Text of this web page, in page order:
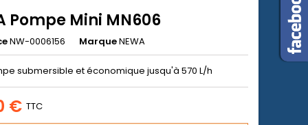
Pompe Mini MN606
NW-0006156 MarqueNEWA
submersible et économique jusqu'à 570 L/h
€ TTC